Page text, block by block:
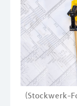
(Stockwerk-